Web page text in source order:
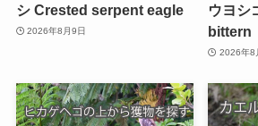
シ Crested serpent eagle
2026年8月9日
ウヨシ
bittern
2026年8